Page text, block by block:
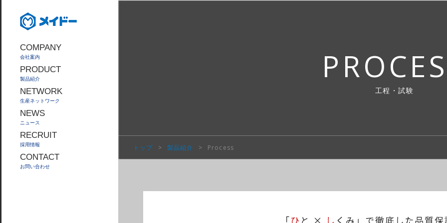
COMPANY
会社案内
PRODUCT
製品紹介
NETWORK
生産ネットワーク
NEWS
ニュース
RECRUIT
採用情報
CONTACT
お問い合わせ
工程・試験
トップ > 製品紹介 > Process